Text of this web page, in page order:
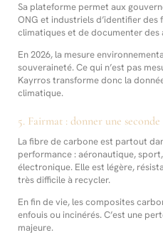
Sa plateforme permet aux
ONG et industriels d’identifier des
climatiques et de documenter
En 2026, la mesure
souveraineté. Ce qui n’est pas
Kayrros transforme donc la
climatique.
5. Fairmat : donner une
La fibre de carbone est partout
performance : aéronautique,
électronique. Elle est légère,
très difficile à recycler.
En fin de vie, les composites
enfouis ou incinérés. C’est une
majeure.